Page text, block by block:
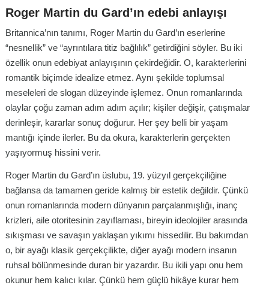
Roger Martin du Gard’ın edebi anlayışı
Britannica’nın tanımı, Roger Martin du Gard’ın eserlerine
“nesnellik” ve “ayrıntılara titiz bağlılık” getirdiğini söyler. Bu iki
özellik onun edebiyat anlayışının çekirdeğidir. O, karakterlerini
romantik biçimde idealize etmez. Aynı şekilde toplumsal
meseleleri de slogan düzeyinde işlemez. Onun romanlarında
olaylar çoğu zaman adım adım açılır; kişiler değişir, çatışmalar
derinleşir, kararlar sonuç doğurur. Her şey belli bir yaşam
mantığı içinde ilerler. Bu da okura, karakterlerin gerçekten
yaşıyormuş hissini verir.
Roger Martin du Gard’ın üslubu, 19. yüzyıl gerçekçiliğine
bağlansa da tamamen geride kalmış bir estetik değildir. Çünkü
onun romanlarında modern dünyanın parçalanmışlığı, inanç
krizleri, aile otoritesinin zayıflaması, bireyin ideolojiler arasında
sıkışması ve savaşın yaklaşan yıkımı hissedilir. Bu bakımdan
o, bir ayağı klasik gerçekçilikte, diğer ayağı modern insanın
ruhsal bölünmesinde duran bir yazardır. Bu ikili yapı onu hem
okunur hem kalıcı kılar. Çünkü hem güçlü hikâye kurar hem